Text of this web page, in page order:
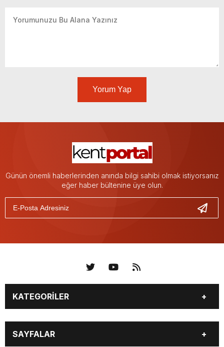
Yorum Yap
Günün önemli haberlerinden anında bilgi sahibi olmak istiyorsanız
eğer haber bültenine üye olun.
KATEGORİLER
KÜNYE BİZE ULAŞIN
SAYFALAR